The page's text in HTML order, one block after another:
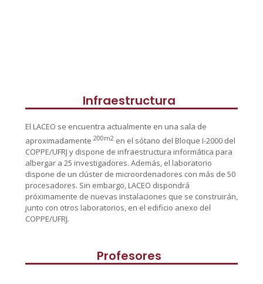
Infraestructura
El LACEO se encuentra actualmente en una sala de
aproximadamente 200m2 en el sótano del Bloque I-2000 del
COPPE/UFRJ y dispone de infraestructura informática para
albergar a 25 investigadores. Además, el laboratorio
dispone de un clúster de microordenadores con más de 50
procesadores. Sin embargo, LACEO dispondrá
próximamente de nuevas instalaciones que se construirán,
junto con otros laboratorios, en el edificio anexo del
COPPE/UFRJ.
Profesores